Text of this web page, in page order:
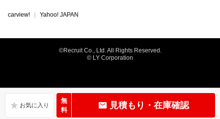
無
料
見積もり・在庫確認
carview! Yahoo! JAPAN
©Recruit Co., Ltd. All Rights Reserved.
© LY Corporation